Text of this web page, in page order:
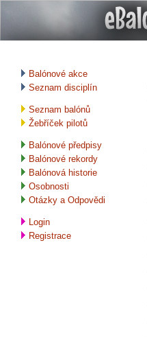
Balónové akce
Seznam disciplín
Seznam balónů
Žebříček pilotů
Balónové předpisy
Balónové rekordy
Balónová historie
Osobnosti
Otázky a Odpovědi
Login
Registrace